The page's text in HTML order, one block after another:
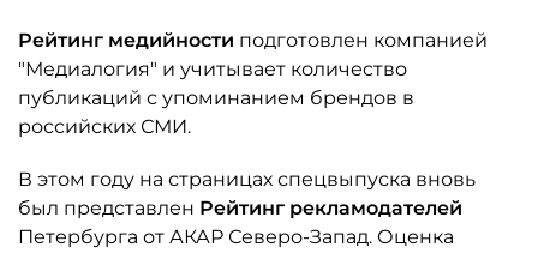
Рейтинг медийности подготовлен компанией
"Медиалогия" и учитывает количество
публикаций с упоминанием брендов в
российских СМИ.
В этом году на страницах спецвыпуска вновь
был представлен Рейтинг рекламодателей
Петербурга от АКАР Северо-Запад. Оценка